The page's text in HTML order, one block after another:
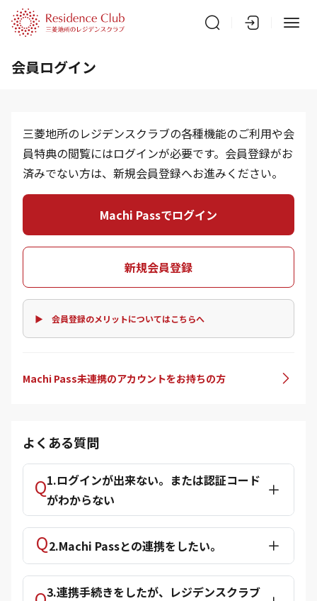
会員ログイン
三菱地所のレジデンスクラブの各種機能のご利用や会
員特典の閲覧にはログインが必要です。会員登録がお
済みでない方は、新規会員登録へお進みください。
Machi Passでログイン
新規会員登録
▶ 会員登録のメリットについてはこちらへ
Machi Pass未連携のアカウントをお持ちの方
よくある質問
1.ログインが出来ない。または認証コード
がわからない
2.Machi Passとの連携をしたい。
3.連携手続きをしたが、レジデンスクラブ